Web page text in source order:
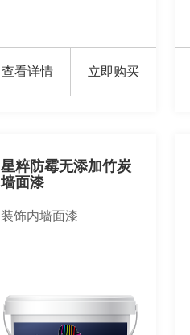
查看详情 立即购买
星粹防霉无添加竹炭
墙面漆
装饰内墙面漆